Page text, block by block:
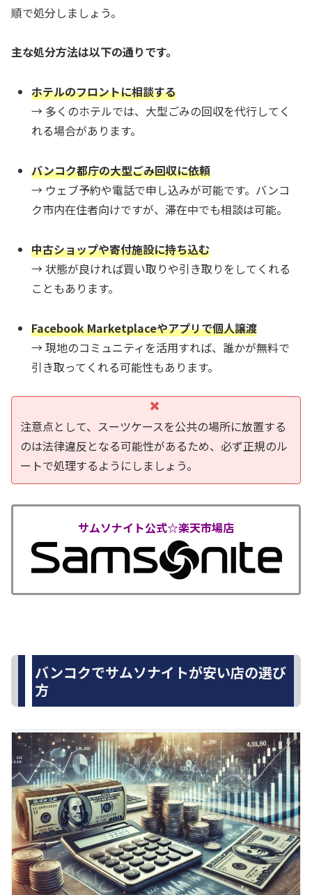
順で処分しましょう。
主な処分方法は以下の通りです。
ホテルのフロントに相談する
→ 多くのホテルでは、大型ごみの回収を代行してく
れる場合があります。
バンコク都庁の大型ごみ回収に依頼
→ ウェブ予約や電話で申し込みが可能です。バンコ
ク市内在住者向けですが、滞在中でも相談は可能。
中古ショップや寄付施設に持ち込む
→ 状態が良ければ買い取りや引き取りをしてくれる
こともあります。
Facebook Marketplaceやアプリで個人譲渡
→ 現地のコミュニティを活用すれば、誰かが無料で
引き取ってくれる可能性もあります。
注意点として、スーツケースを公共の場所に放置する
のは法律違反となる可能性があるため、必ず正規のル
ートで処理するようにしましょう。
サムソナイト公式☆楽天市場店
バンコクでサムソナイトが安い店の選び
方